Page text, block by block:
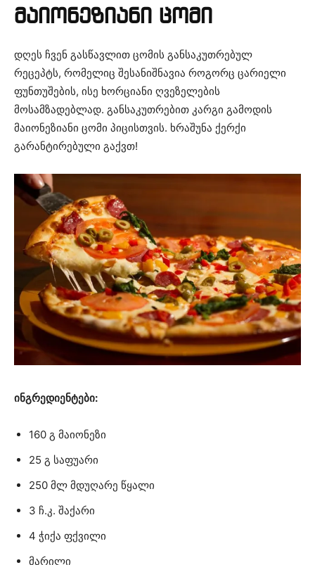
მაიონეზიანი ცომი
დღეს ჩვენ გასწავლით ცომის განსაკუთრებულ
რეცეპტს, რომელიც შესანიშნავია როგორც ცარიელი
ფუნთუშების, ისე ხორციანი ღვეზელების
მოსამზადებლად. განსაკუთრებით კარგი გამოდის
მაიონეზიანი ცომი პიცისთვის. ხრაშუნა ქერქი
გარანტირებული გაქვთ!
ინგრედიენტები:
160 გ მაიონეზი
25 გ საფუარი
250 მლ მდუღარე წყალი
3 ჩ.კ. შაქარი
4 ჭიქა ფქვილი
მარილი